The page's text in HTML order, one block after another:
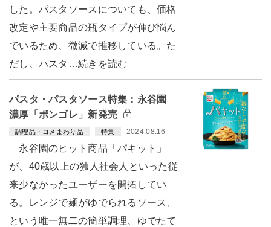
した。パスタソースについても、価格
改定や主要商品の瓶タイプが伸び悩ん
でいるため、微減で推移している。た
だし、パスタ…続きを読む
パスタ・パスタソース特集：永谷園
濃厚「ボンゴレ」新発売
調理品・コメまわり品 特集 2024.08.16
永谷園のヒット商品「パキット」
が、40歳以上の独人社会人といった従
来少なかったユーザーを開拓してい
る。レンジで麺がゆでられるソース、
という唯一無二の簡単調理、ゆでたて